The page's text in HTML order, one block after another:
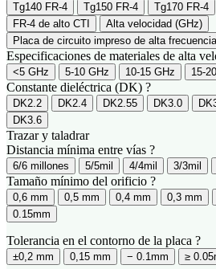
Tg140 FR-4 Tg150 FR-4 Tg170 FR-4
FR-4 de alto CTI
Alta velocidad (GHz)
Placa de circuito impreso de alta frecuencia
Especificaciones de materiales de alta
<5 GHz 5-10 GHz 10-15 GHz 15-
Constante dieléctrica (DK) ?
DK2.2 DK2.4 DK2.55 DK3.0
DK3.6
Trazar y taladrar
Distancia mínima entre vías ?
6/6 millones 5/5mil 4/4mil 3/3mil
Tamaño mínimo del orificio ?
0,6 mm 0,5 mm 0,4 mm 0,3 mm
0.15mm
Tolerancia en el contorno de la placa ?
±0,2 mm 0,15 mm − 0.1mm ≥